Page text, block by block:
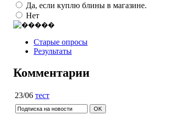
Да, если куплю блины в магазине.
Нет
Старые опросы
Результаты
Комментарии
23/06 тест